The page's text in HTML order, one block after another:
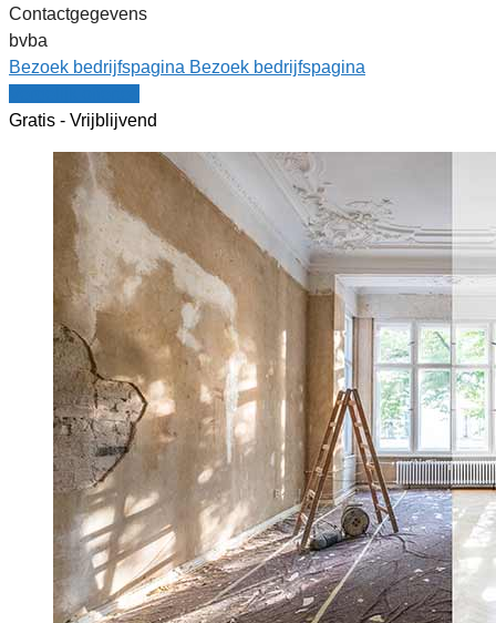
Contactgegevens
bvba
Bezoek bedrijfspagina Bezoek bedrijfspagina
Gratis - Vrijblijvend